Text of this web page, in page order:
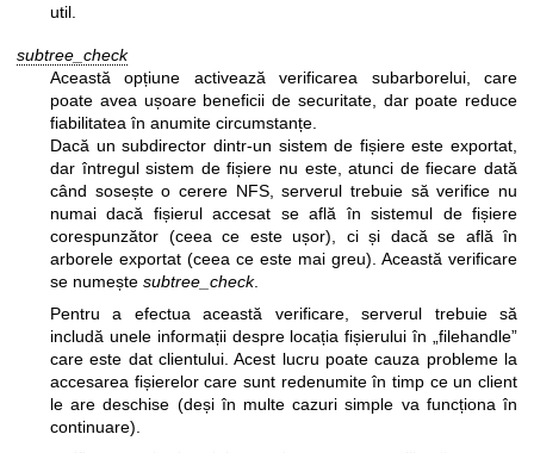
util.
subtree_check
Această opțiune activează verificarea subarborelui, care
poate avea ușoare beneficii de securitate, dar poate reduce
fiabilitatea în anumite circumstanțe.
Dacă un subdirector dintr-un sistem de fișiere este exportat,
dar întregul sistem de fișiere nu este, atunci de fiecare dată
când sosește o cerere NFS, serverul trebuie să verifice nu
numai dacă fișierul accesat se află în sistemul de fișiere
corespunzător (ceea ce este ușor), ci și dacă se află în
arborele exportat (ceea ce este mai greu). Această verificare
se numește subtree_check.
Pentru a efectua această verificare, serverul trebuie să
includă unele informații despre locația fișierului în „filehandle”
care este dat clientului. Acest lucru poate cauza probleme la
accesarea fișierelor care sunt redenumite în timp ce un client
le are deschise (deși în multe cazuri simple va funcționa în
continuare).